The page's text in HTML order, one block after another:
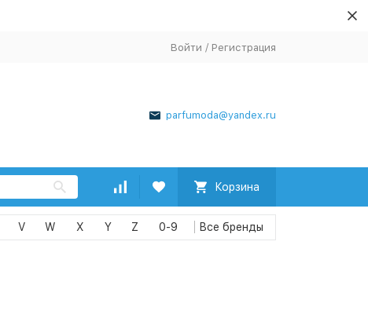
Войти / Регистрация
parfumoda@yandex.ru
Корзина
V W X Y Z 0-9